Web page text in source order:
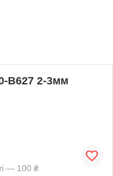
B627 2-3мм
— 100 ₴